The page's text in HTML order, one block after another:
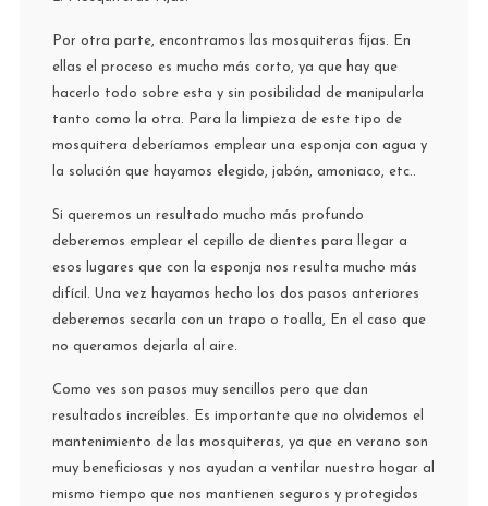
Por otra parte, encontramos las mosquiteras fijas. En
ellas el proceso es mucho más corto, ya que hay que
hacerlo todo sobre esta y sin posibilidad de manipularla
tanto como la otra. Para la limpieza de este tipo de
mosquitera deberíamos emplear una esponja con agua y
la solución que hayamos elegido, jabón, amoniaco, etc..
Si queremos un resultado mucho más profundo
deberemos emplear el cepillo de dientes para llegar a
esos lugares que con la esponja nos resulta mucho más
difícil. Una vez hayamos hecho los dos pasos anteriores
deberemos secarla con un trapo o toalla, En el caso que
no queramos dejarla al aire.
Como ves son pasos muy sencillos pero que dan
resultados increíbles. Es importante que no olvidemos el
mantenimiento de las mosquiteras, ya que en verano son
muy beneficiosas y nos ayudan a ventilar nuestro hogar al
mismo tiempo que nos mantienen seguros y protegidos